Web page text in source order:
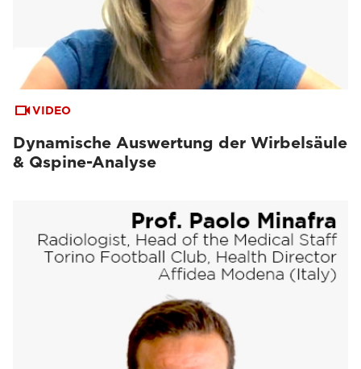
VIDEO
Dynamische Auswertung der Wirbelsäule
& Qspine-Analyse